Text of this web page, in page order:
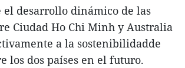
el desarrollo dinámico de las
Ciudad Ho Chi Minh y Australia
a la sostenibilidadde
los dos países en el futuro.